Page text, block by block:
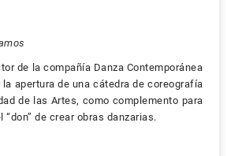
de la compañía Danza Contemporánea
la apertura de una cátedra de coreografía
de las Artes, como complemento para
de crear obras danzarias.